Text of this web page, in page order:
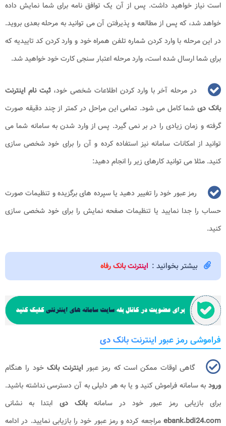
است نیاز خواهید داشت. پس از آن یک توافق نامه برای شما نمایش داده
خواهد شد، که پس از مطالعه و پذیرفتن آن می ‌توانید به مرحله‌ بعدی بروید.
در این مرحله با وارد کردن شماره تلفن همراه خود و وارد کردن کد تاییدیه که
برای شما ارسال شده است، وارد مرحله‌ اعتبار سنجی کارت خود خواهید شد.
در مرحله‌ آخر با وارد کردن اطلاعات شخصی خود،ثبت نام اینترنت
بانک دی شما کامل می‌ شود. تمامی این مراحل در کمتر از چند دقیقه صورت
گرفته و زمان زیادی را در بر نمی ‌گیرد. پس از وارد شدن به سامانه شما می
‌توانید از امکانات سامانه نیز استفاده کرده و آن را برای خود شخصی سازی
کنید. مثلا می توانید کارهای زیر را انجام دهید:
رمز عبور خود را تغییر دهید یا سپرده ‌های برگزیده و تنظیمات صورت
حساب را جدا نمایید یا تنظیمات صفحه نمایش را برای خود شخصی سازی
کنید.
بیشتر بخوانید : اینترنت بانک رفاه
فراموشی رمز عبور اینترنت بانک دی
گاهی اوقات ممکن است که رمز عبور اینترنت بانکخود را هنگام
ورود به سامانه فراموش ‌کنید و یا به هر دلیلی به آن دسترسی نداشته باشید.
برای بازیابی رمز عبور خود در سامانهبانک دی ابتدا به نشانی
ebank.bdi24.com مراجعه کرده و رمز عبور خود را بازیابی نمایید. در ادامه